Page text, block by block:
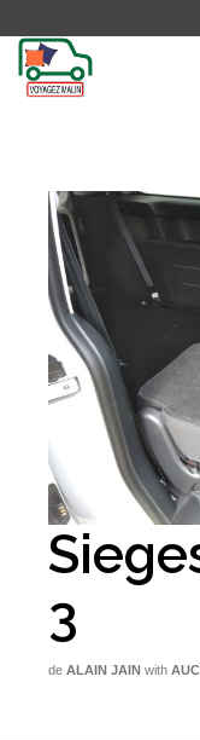
3
de ALAIN JAIN with